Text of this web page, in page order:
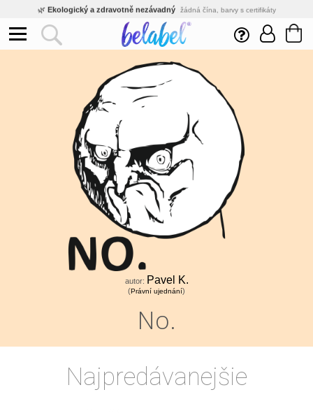
🌿 Ekologický a zdravotně nezávadný žádná čína, barvy s certifikáty
Inovativní výroba vlastní vývoj, nejnovější technologie
Rychlé dodání expedujeme do 24h
Výhodné pro firmy velké množstevní slevy
Kvalita pod kontrolou jsme přímý výrobce, žádný zprostředkovatel
Eshop s tradicí od roku 2010 tisíce spokojených zákazníků
autor: Pavel K.
(Právní ujednání)
No.
Najpredávanejšie